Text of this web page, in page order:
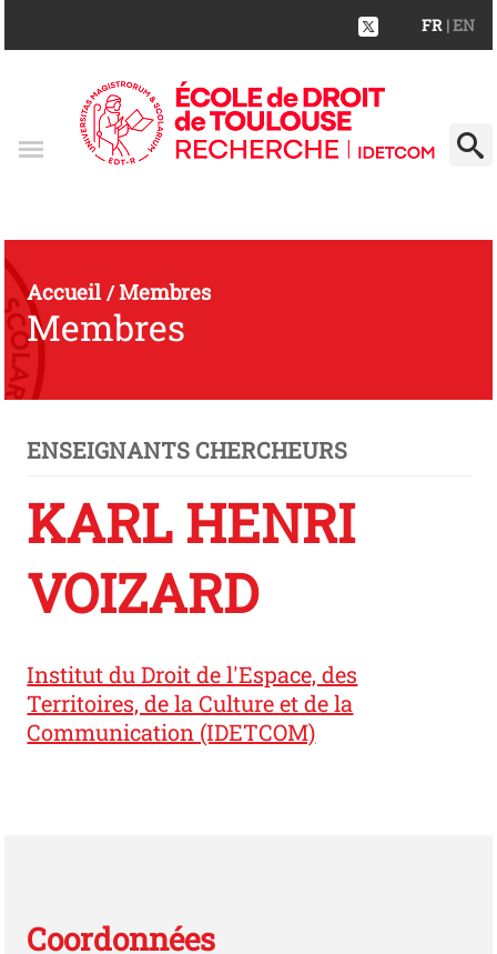
FR | EN
Accueil/Membres
Membres
ENSEIGNANTS CHERCHEURS
KARL HENRI
VOIZARD
Institut du Droit de l'Espace, des
Territoires, de la Culture et de la
Communication (IDETCOM)
Coordonnées